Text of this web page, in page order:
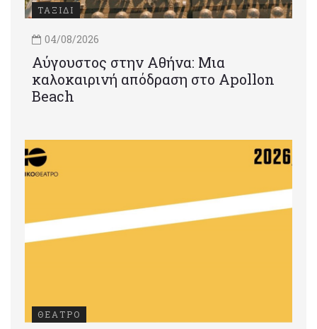
ΤΑΞΙΔΙ
04/08/2026
Αύγουστος στην Αθήνα: Μια
καλοκαιρινή απόδραση στο Apollon
Beach
ΘΕΑΤΡΟ